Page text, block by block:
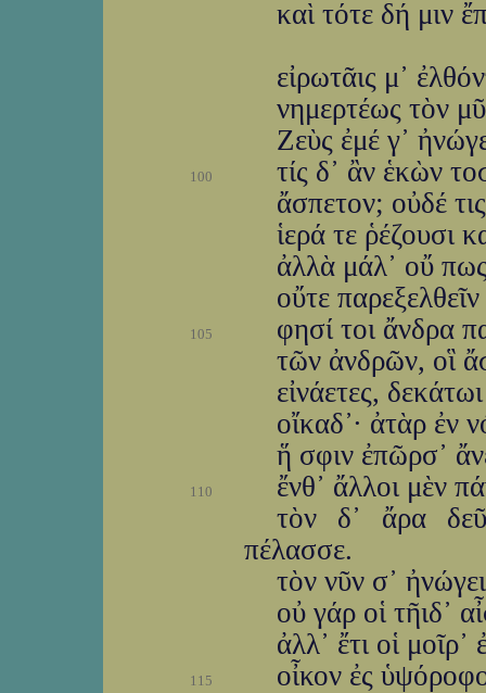
καὶ τότε δή μιν
εἰρωτᾶις μ᾽
νημερτέως τὸν
Ζεὺς ἐμέ γ᾽
100
τίς δ᾽ ἂν ἑκὼν
ἄσπετον; οὐδέ
ἱερά τε ῥέζουσι
ἀλλὰ μάλ᾽ οὔ πως
οὔτε
105
φησί τοι ἄνδρα
τῶν ἀνδρῶν, οἳ
εἰνάετες,
οἴκαδ᾽· ἀτὰρ ἐν
ἥ σφιν ἐπῶρσ᾽
110
ἔνθ᾽ ἄλλοι μὲν
τὸν δ᾽ ἄρα
πέλασσε.
τὸν νῦν σ᾽
οὐ γάρ οἱ τῆιδ᾽
ἀλλ᾽ ἔτι οἱ μοῖρ᾽
115
οἶκον ἐς